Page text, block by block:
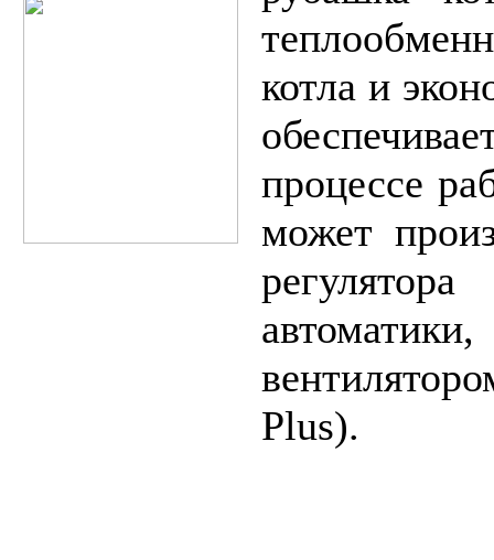
котла и
процессе
может
Plus).